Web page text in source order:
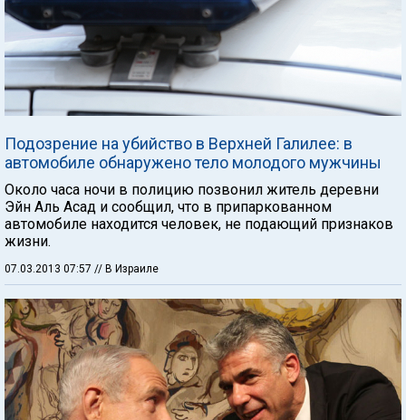
Подозрение на убийство в Верхней Галилее: в
автомобиле обнаружено тело молодого мужчины
Около часа ночи в полицию позвонил житель деревни
Эйн Аль Асад и сообщил, что в припаркованном
автомобиле находится человек, не подающий признаков
жизни.
07.03.2013 07:57 // В Израиле